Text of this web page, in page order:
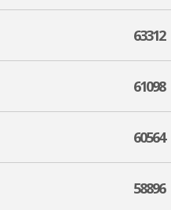
63312
61098
60564
58896